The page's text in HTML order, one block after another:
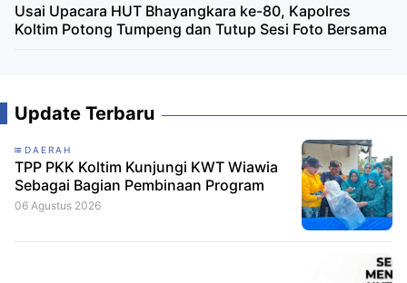
Usai Upacara HUT Bhayangkara ke-80, Kapolres
Koltim Potong Tumpeng dan Tutup Sesi Foto Bersama
Update Terbaru
DAERAH
TPP PKK Koltim Kunjungi KWT Wiawia
Sebagai Bagian Pembinaan Program
06 Agustus 2026